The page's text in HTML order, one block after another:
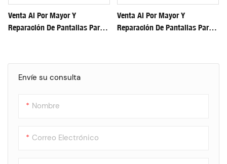
Envíe su consulta
Nombre
Correo Electrónico
Venta Al Por Mayor Y
Reparación De Pantallas Para
Venta Al Por Mayor Y
Reparación De Pantallas Para